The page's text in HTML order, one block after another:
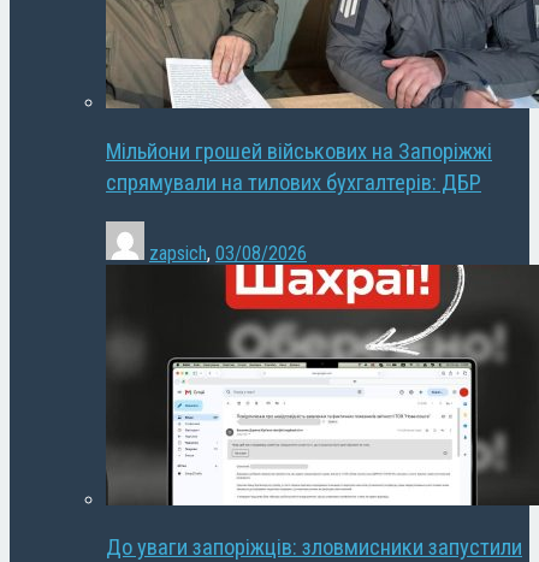
Мільйони грошей військових на Запоріжжі
спрямували на тилових бухгалтерів: ДБР
zapsich, 03/08/2026
До уваги запоріжців: зловмисники запустили